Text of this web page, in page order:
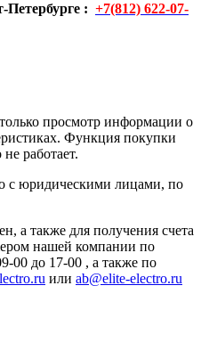
Петербурге : +7(812) 622-07-
просмотр информации о
Функция покупки
работает.
с юридическими лицами, по
а также для получения счета
нашей компании по
00 до 17-00 , а также по
или ab@elite-electro.ru